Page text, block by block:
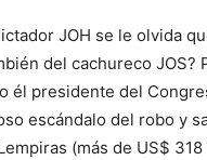
JOH se le olvida
del cachureco JOS?
él presidente del
escándalo del robo y
(más de US$ 318